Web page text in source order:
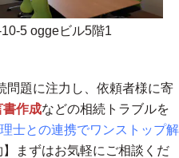
5 oggeビル5階1
問題に注力し、依頼者様に寄
書作成などの相続トラブルを
士との連携でワンストップ解
】まずはお気軽にご相談くだ